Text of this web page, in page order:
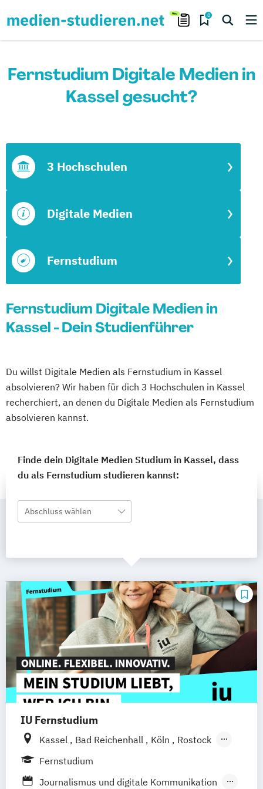
0
Fernstudium Digitale Medien in
Kassel gesucht?
Fernstudium
Digitale Medien
3 Hochschulen
Fernstudium Digitale Medien in
Kassel - Dein Studienführer
Du willst Digitale Medien als Fernstudium in Kassel
absolvieren? Wir haben für dich 3 Hochschulen in Kassel
recherchiert, an denen du Digitale Medien als Fernstudium
absolvieren kannst.
Finde dein Digitale Medien Studium in Kassel, dass
du als Fernstudium studieren kannst:
Abschluss wählen
IU Fernstudium
Kassel Bad Reichenhall Köln
Rostock
Freiburg
Fernstudium
Journalismus und digitale Kommunikation